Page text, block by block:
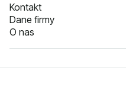
Kontakt
Dane firmy
O nas